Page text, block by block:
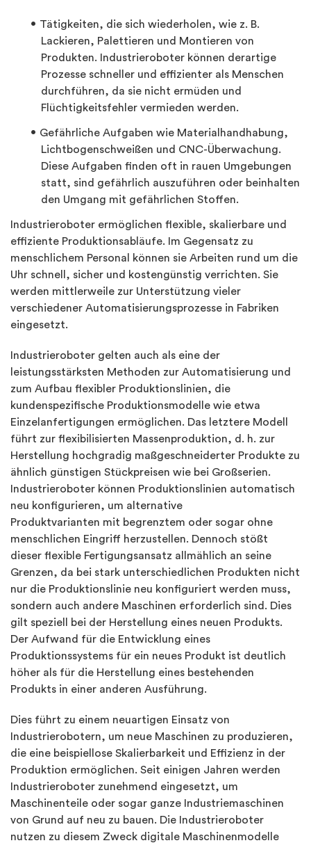
Tätigkeiten, die sich wiederholen, wie z. B.
Lackieren, Palettieren und Montieren von
Produkten. Industrieroboter können derartige
Prozesse schneller und effizienter als Menschen
durchführen, da sie nicht ermüden und
Flüchtigkeitsfehler vermieden werden.
Gefährliche Aufgaben wie Materialhandhabung,
Lichtbogenschweißen und CNC-Überwachung.
Diese Aufgaben finden oft in rauen Umgebungen
statt, sind gefährlich auszuführen oder beinhalten
den Umgang mit gefährlichen Stoffen.
Industrieroboter ermöglichen flexible, skalierbare und
effiziente Produktionsabläufe. Im Gegensatz zu
menschlichem Personal können sie Arbeiten rund um die
Uhr schnell, sicher und kostengünstig verrichten. Sie
werden mittlerweile zur Unterstützung vieler
verschiedener Automatisierungsprozesse in Fabriken
eingesetzt.
Industrieroboter gelten auch als eine der
leistungsstärksten Methoden zur Automatisierung und
zum Aufbau flexibler Produktionslinien, die
kundenspezifische Produktionsmodelle wie etwa
Einzelanfertigungen ermöglichen. Das letztere Modell
führt zur flexibilisierten Massenproduktion, d. h. zur
Herstellung hochgradig maßgeschneiderter Produkte zu
ähnlich günstigen Stückpreisen wie bei Großserien.
Industrieroboter können Produktionslinien automatisch
neu konfigurieren, um alternative
Produktvarianten mit begrenztem oder sogar ohne
menschlichen Eingriff herzustellen. Dennoch stößt
dieser flexible Fertigungsansatz allmählich an seine
Grenzen, da bei stark unterschiedlichen Produkten nicht
nur die Produktionslinie neu konfiguriert werden muss,
sondern auch andere Maschinen erforderlich sind. Dies
gilt speziell bei der Herstellung eines neuen Produkts.
Der Aufwand für die Entwicklung eines
Produktionssystems für ein neues Produkt ist deutlich
höher als für die Herstellung eines bestehenden
Produkts in einer anderen Ausführung.
Dies führt zu einem neuartigen Einsatz von
Industrierobotern, um neue Maschinen zu produzieren,
die eine beispiellose Skalierbarkeit und Effizienz in der
Produktion ermöglichen. Seit einigen Jahren werden
Industrieroboter zunehmend eingesetzt, um
Maschinenteile oder sogar ganze Industriemaschinen
von Grund auf neu zu bauen. Die Industrieroboter
nutzen zu diesem Zweck digitale Maschinenmodelle